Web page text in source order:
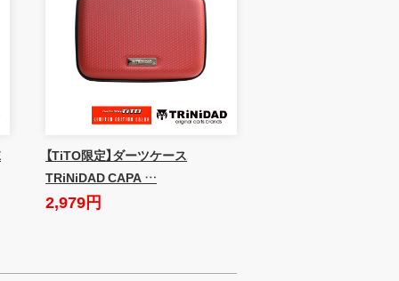
【TiTO限定】ダーツケース
TRiNiDAD CAPA …
2,979円